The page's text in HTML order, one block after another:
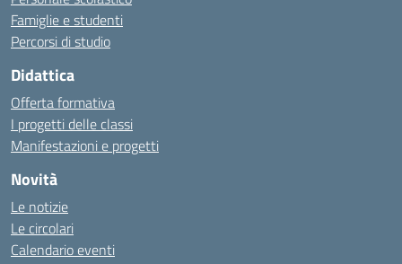
Famiglie e studenti
Percorsi di studio
Didattica
Offerta formativa
I progetti delle classi
Manifestazioni e progetti
Novità
Le notizie
Le circolari
Calendario eventi